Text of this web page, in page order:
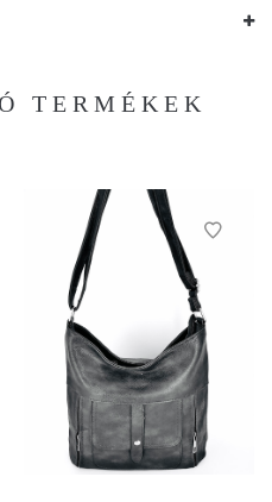
TERMÉKEK